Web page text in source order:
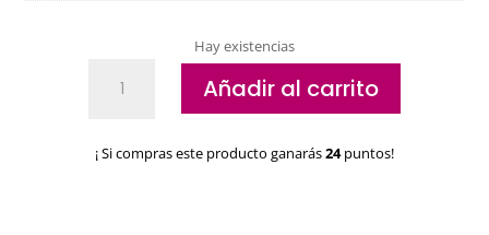
Hay existencias
Acondicionador
Schwarzkopf
Añadir al carrito
¡ Si compras este producto ganarás24puntos!